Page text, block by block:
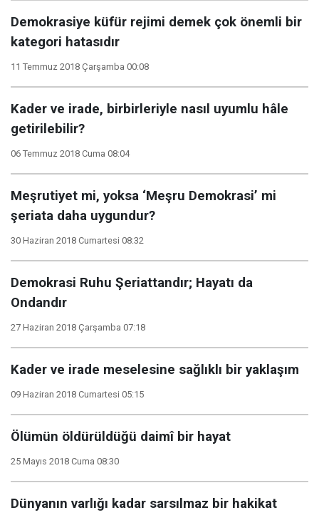
Demokrasiye küfür rejimi demek çok önemli bir
kategori hatasıdır
11 Temmuz 2018 Çarşamba 00:08
Kader ve irade, birbirleriyle nasıl uyumlu hâle
getirilebilir?
06 Temmuz 2018 Cuma 08:04
Meşrutiyet mi, yoksa ‘Meşru Demokrasi’ mi
şeriata daha uygundur?
30 Haziran 2018 Cumartesi 08:32
Demokrasi Ruhu Şeriattandır; Hayatı da
Ondandır
27 Haziran 2018 Çarşamba 07:18
Kader ve irade meselesine sağlıklı bir yaklaşım
09 Haziran 2018 Cumartesi 05:15
Ölümün öldürüldüğü daimî bir hayat
25 Mayıs 2018 Cuma 08:30
Dünyanın varlığı kadar sarsılmaz bir hakikat